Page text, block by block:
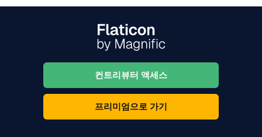
컨트리뷰터 액세스
프리미엄으로 가기